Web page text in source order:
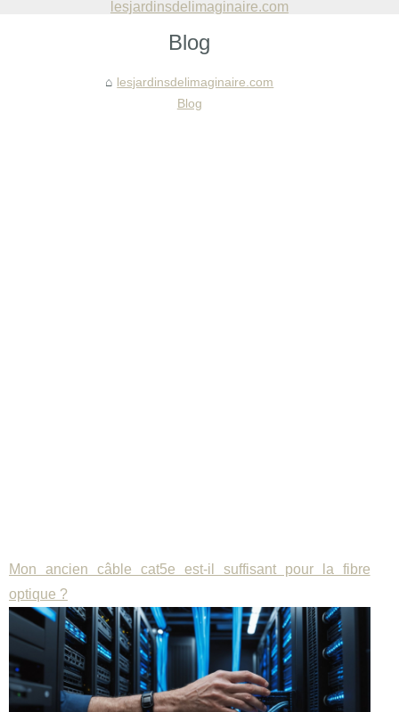
Blog
lesjardinsdelimaginaire.com
Blog
Mon ancien câble cat5e est-il suffisant pour la fibre
optique ?
lesjardinsdelimaginaire.com